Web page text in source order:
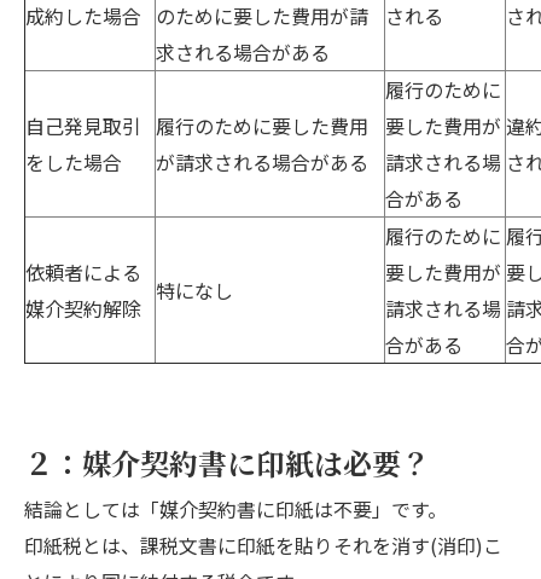
成約した場合 のために要した費用が請
求される場合がある
される
さ
自己発見取引
をした場合
履行のために要した費用
が請求される場合がある
履行のために
要した費用が
請求される場
合がある
違
さ
依頼者による
媒介契約解除
特になし
履行のために
要した費用が
請求される場
合がある
履
要
請
合
２：媒介契約書に印紙は必要？
結論としては「媒介契約書に印紙は不要」です。
印紙税とは、課税文書に印紙を貼りそれを消す(消印)こ